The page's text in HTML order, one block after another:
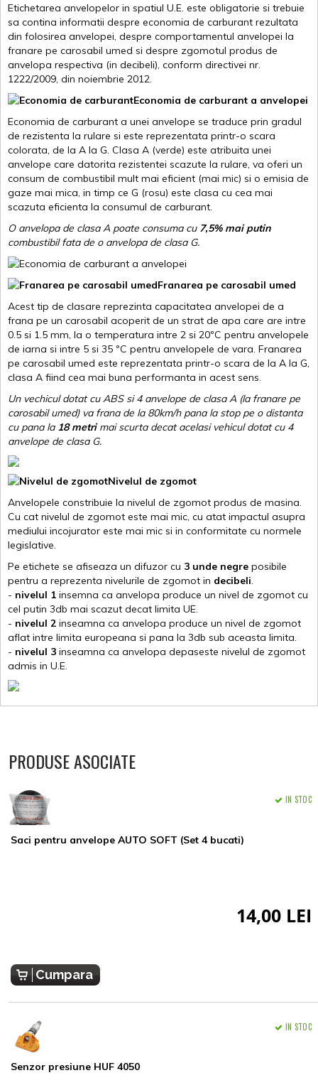
Etichetarea anvelopelor in spatiul U.E. este obligatorie si trebuie
sa contina informatii despre economia de carburant rezultata
din folosirea anvelopei, despre comportamentul anvelopei la
franare pe carosabil umed si despre zgomotul produs de
anvelopa respectiva (in decibeli), conform directivei nr.
1222/2009, din noiembrie 2012.
Economia de carburant a anvelopei
Economia de carburant a unei anvelope se traduce prin gradul
de rezistenta la rulare si este reprezentata printr-o scara
colorata, de la A la G. Clasa A (verde) este atribuita unei
anvelope care datorita rezistentei scazute la rulare, va oferi un
consum de combustibil mult mai eficient (mai mic) si o emisia de
gaze mai mica, in timp ce G (rosu) este clasa cu cea mai
scazuta eficienta la consumul de carburant.
O anvelopa de clasa A poate consuma cu 7,5% mai putin
combustibil fata de o anvelopa de clasa G.
Franarea pe carosabil umed
Acest tip de clasare reprezinta capacitatea anvelopei de a
frana pe un carosabil acoperit de un strat de apa care are intre
0.5 si 1.5 mm, la o temperatura intre 2 si 20ºC pentru anvelopele
de iarna si intre 5 si 35 ºC pentru anvelopele de vara. Franarea
pe carosabil umed este reprezentata printr-o scara de la A la G,
clasa A fiind cea mai buna performanta in acest sens.
Un vechicul dotat cu ABS si 4 anvelope de clasa A (la franare pe
carosabil umed) va frana de la 80km/h pana la stop pe o distanta
cu pana la 18 metrimai scurta decat acelasi vehicul dotat cu 4
anvelope de clasa G.
Nivelul de zgomot
Anvelopele constribuie la nivelul de zgomot produs de masina.
Cu cat nivelul de zgomot este mai mic, cu atat impactul asupra
mediului incojurator este mai mic si in conformitate cu normele
legislative.
Pe etichete se afiseaza un difuzor cu 3 unde negre posibile
pentru a reprezenta nivelurile de zgomot in decibeli.
- nivelul 1 insemna ca anvelopa produce un nivel de zgomot cu
cel putin 3db mai scazut decat limita UE.
- nivelul 2 inseamna ca anvelopa produce un nivel de zgomot
aflat intre limita europeana si pana la 3db sub aceasta limita.
- nivelul 3 inseamna ca anvelopa depaseste nivelul de zgomot
admis in U.E.
PRODUSE ASOCIATE
Saci pentru anvelope AUTO SOFT (Set 4 bucati)
IN STOC
14,00 LEI
Cumpara
Senzor presiune HUF 4050
IN STOC